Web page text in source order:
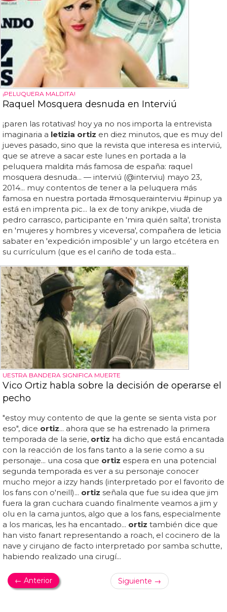
¡PELUQUERA MALDITA!
Raquel Mosquera desnuda en Interviú
¡paren las rotativas! hoy ya no nos importa la entrevista
imaginaria a letizia ortiz en diez minutos, que es muy del
jueves pasado, sino que la revista que interesa es interviú,
que se atreve a sacar este lunes en portada a la
peluquera maldita más famosa de españa: raquel
mosquera desnuda... — interviú (@interviu) mayo 23,
2014... muy contentos de tener a la peluquera más
famosa en nuestra portada #mosquerainterviu #pinup ya
está en imprenta pic... la ex de tony anikpe, viuda de
pedro carrasco, participante en 'mira quién salta', tronista
en 'mujeres y hombres y viceversa', compañera de leticia
sabater en 'expedición imposible' y un largo etcétera en
su currículum (que es el cariño de toda esta...
UESTRA BANDERA SIGNIFICA MUERTE
Vico Ortiz habla sobre la decisión de operarse el
pecho
"estoy muy contento de que la gente se sienta vista por
eso", dice ortiz... ahora que se ha estrenado la primera
temporada de la serie, ortiz ha dicho que está encantada
con la reacción de los fans tanto a la serie como a su
personaje... una cosa que ortiz espera en una potencial
segunda temporada es ver a su personaje conocer
mucho mejor a izzy hands (interpretado por el favorito de
los fans con o'neill)... ortiz señala que fue su idea que jim
fuera la gran cuchara cuando finalmente veamos a jim y
olu en la cama juntos, algo que a los fans, especialmente
a los maricas, les ha encantado... ortiz también dice que
han visto fanart representando a roach, el cocinero de la
nave y cirujano de facto interpretado por samba schutte,
habiendo realizado una cirugí...
← Anterior Siguiente →